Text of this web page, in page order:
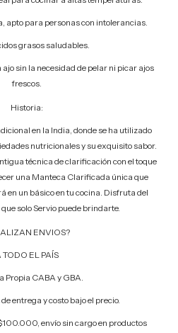
apto para personas con intolerancias.
grasos saludables.
sin la necesidad de pelar ni picar ajos
frescos.
Historia:
en la India, donde se ha utilizado
nutricionales y su exquisito sabor.
técnica de clarificación con el toque
una Manteca Clarificada única que
en un básico en tu cocina. Disfruta del
solo Servio puede brindarte.
ENVIOS?
TODO EL PAÍS
Propia CABA y GBA.
entrega y costo bajo el precio.
envío sin cargo en productos